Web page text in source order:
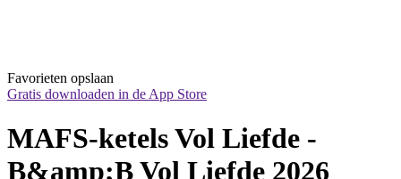
Favorieten opslaan
Gratis downloaden in de App Store
MAFS-ketels Vol Liefde -
B&amp;B Vol Liefde 2026